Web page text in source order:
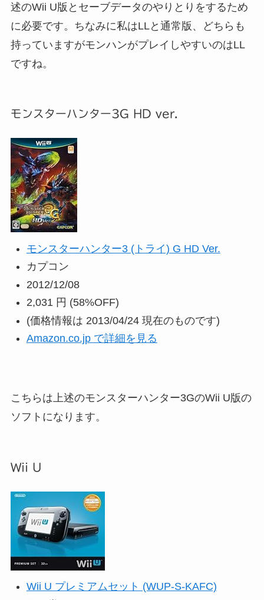
述のWii U版とセーブデータのやりとりをするため
に必要です。ちなみに私はLLと通常版、どちらも
持っていますがモンハンがプレイしやすいのはLL
ですね。
モンスターハンター3G HD ver.
モンスターハンター3 (トライ) G HD Ver.
カプコン
2012/12/08
2,031 円 (58%OFF)
(価格情報は 2013/04/24 現在のものです)
Amazon.co.jp で詳細を見る
こちらは上述のモンスターハンター3GのWii U版の
ソフトになります。
Wii U
Wii U プレミアムセット (WUP-S-KAFC)